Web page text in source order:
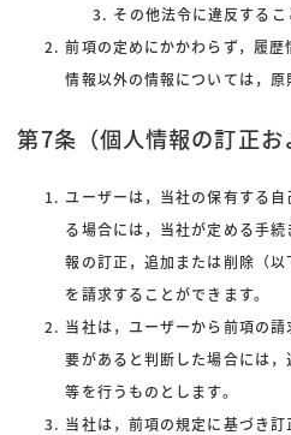
その他法令に違反する
前項の定めにかかわらず，履
情報以外の情報については，原
第7条（個人情報の訂正お
ユーザーは，当社の保有する
る場合には，当社が定める手
報の訂正，追加または削除（以
を請求することができます。
当社は，ユーザーから前項の
要があると判断した場合には
等を行うものとします。
当社は，前項の規定に基づき